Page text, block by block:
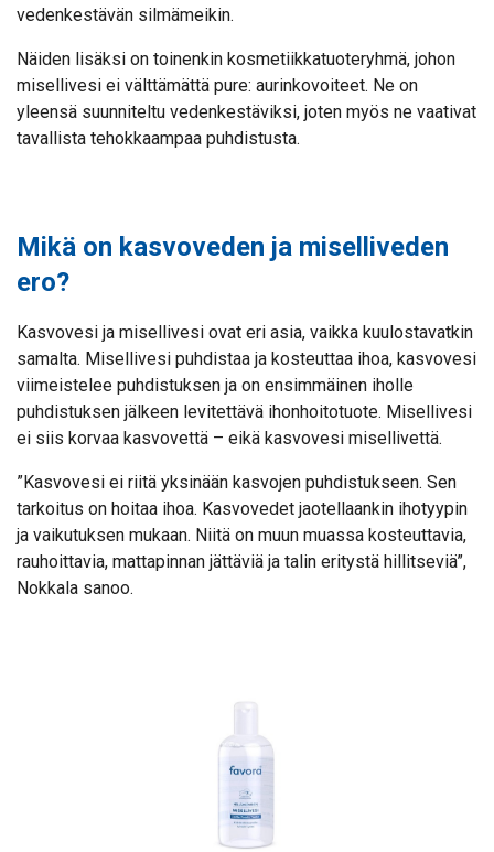
vedenkestävän silmämeikin.
Näiden lisäksi on toinenkin kosmetiikkatuoteryhmä, johon
misellivesi ei välttämättä pure: aurinkovoiteet. Ne on
yleensä suunniteltu vedenkestäviksi, joten myös ne vaativat
tavallista tehokkaampaa puhdistusta.
Mikä on kasvoveden ja miselliveden
ero?
Kasvovesi ja misellivesi ovat eri asia, vaikka kuulostavatkin
samalta. Misellivesi puhdistaa ja kosteuttaa ihoa, kasvovesi
viimeistelee puhdistuksen ja on ensimmäinen iholle
puhdistuksen jälkeen levitettävä ihonhoitotuote. Misellivesi
ei siis korvaa kasvovettä – eikä kasvovesi misellivettä.
”Kasvovesi ei riitä yksinään kasvojen puhdistukseen. Sen
tarkoitus on hoitaa ihoa. Kasvovedet jaotellaankin ihotyypin
ja vaikutuksen mukaan. Niitä on muun muassa kosteuttavia,
rauhoittavia, mattapinnan jättäviä ja talin eritystä hillitseviä”,
Nokkala sanoo.